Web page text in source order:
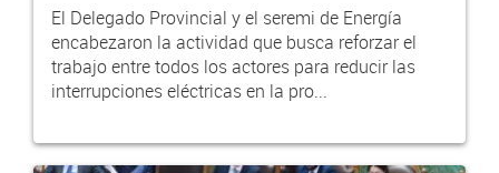
El Delegado Provincial y el seremi de Energía
encabezaron la actividad que busca reforzar el
trabajo entre todos los actores para reducir las
interrupciones eléctricas en la pro...